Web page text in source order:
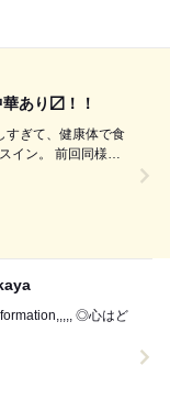
あり〼！！
すぎて、健康体で食
回同様
◎心はど